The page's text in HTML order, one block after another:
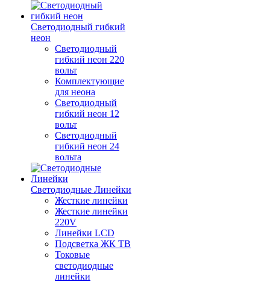
Светодиодный гибкий
неон
Светодиодный
гибкий неон 220
вольт
Комплектующие
для неона
Светодиодный
гибкий неон 12
вольт
Светодиодный
гибкий неон 24
вольта
Светодиодные Линейки
Жесткие линейки
Жесткие линейки
220V
Линейки LCD
Подсветка ЖК ТВ
Токовые
светодиодные
линейки